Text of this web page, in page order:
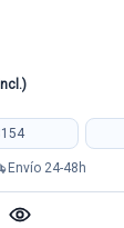
Envío 24-48h